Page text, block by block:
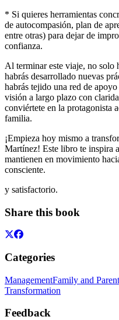
* Si quieres herramientas
de autocompasión, plan de
entre otras) para dejar de
confianza.
Al terminar este viaje, no solo
habrás desarrollado nuevas
habrás tejido una red de
visión a largo plazo con
conviértete en la protagonista
familia.
¡Empieza hoy mismo a
Martínez! Este libro te inspira
mantienen en movimiento
consciente.
y satisfactorio.
Share this book
Categories
ManagementFamily and
Transformation
Feedback